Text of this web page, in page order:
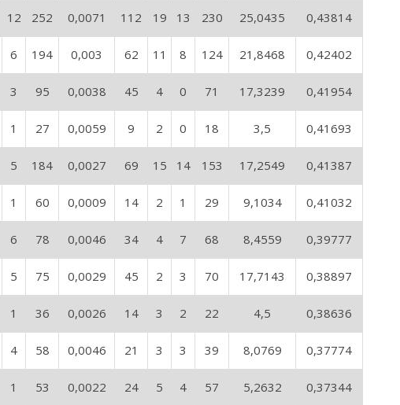
12 252 0,0071 112 19 13 230 25,0435 0,43814
6 194 0,003 62 11 8 124 21,8468 0,42402
3 95 0,0038 45 4 0 71 17,3239 0,41954
1 27 0,0059 9 2 0 18 3,5 0,41693
5 184 0,0027 69 15 14 153 17,2549 0,41387
1 60 0,0009 14 2 1 29 9,1034 0,41032
6 78 0,0046 34 4 7 68 8,4559 0,39777
5 75 0,0029 45 2 3 70 17,7143 0,38897
1 36 0,0026 14 3 2 22 4,5 0,38636
4 58 0,0046 21 3 3 39 8,0769 0,37774
1 53 0,0022 24 5 4 57 5,2632 0,37344